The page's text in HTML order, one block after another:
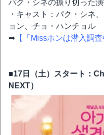
パク・シネの振り切った演
・キャスト：パク・シネ
ョン、チョ・ハンチョル
➡ 【「Missホンは潜入調
■17日（土）スタート：
NEXT）